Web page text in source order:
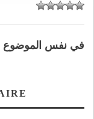
في نفس الموضوع